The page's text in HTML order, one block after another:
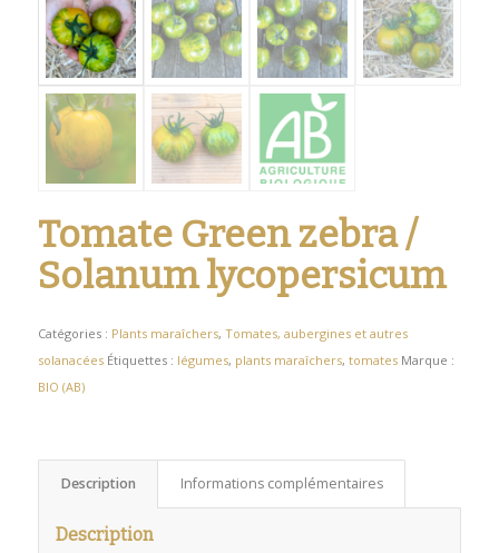
Tomate Green zebra /
Solanum lycopersicum
Catégories : Plants maraîchers, Tomates, aubergines et autres
solanacées Étiquettes : légumes, plants maraîchers, tomates Marque :
BIO (AB)
Description Informations complémentaires
Description